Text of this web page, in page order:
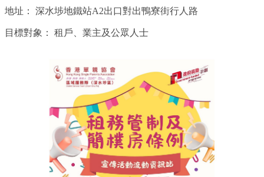
地址： 深水埗地鐵站A2出口對出鴨寮街行人路
目標對象： 租戶、業主及公眾人士